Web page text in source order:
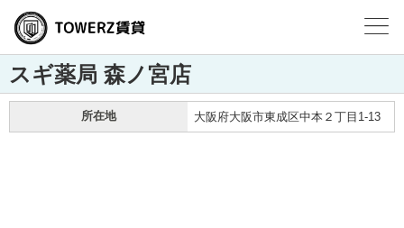
スギ薬局 森ノ宮店
所在地 大阪府大阪市東成区中本２丁目1-13